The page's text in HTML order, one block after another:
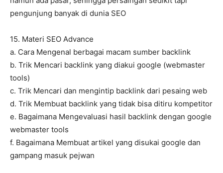
pengunjung banyak di dunia SEO
15. Materi SEO Advance
a. Cara Mengenal berbagai macam sumber backlink
b. Trik Mencari backlink yang diakui google (webmaster
tools)
c. Trik Mencari dan mengintip backlink dari pesaing web
d. Trik Membuat backlink yang tidak bisa ditiru kompetitor
e. Bagaimana Mengevaluasi hasil backlink dengan google
webmaster tools
f. Bagaimana Membuat artikel yang disukai google dan
gampang masuk pejwan